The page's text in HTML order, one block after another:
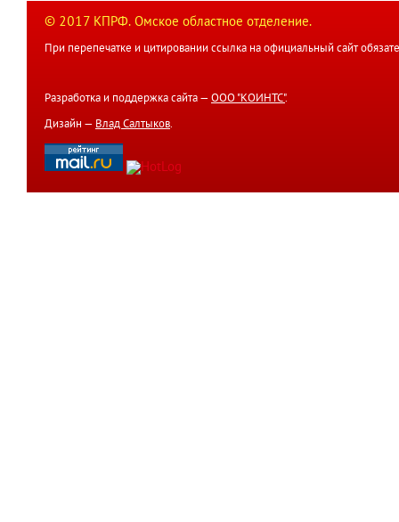
© 2017 КПРФ. Омское областное отделение.
При перепечатке и цитировании ссылка на официальный сайт
Разработка и поддержка сайта — ООО "КОИНТС".
Дизайн — Влад Салтыков.